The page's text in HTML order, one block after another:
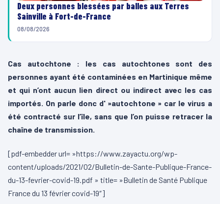
Deux personnes blessées par balles aux Terres
Sainville à Fort-de-France
08/08/2026
Cas autochtone : les cas autochtones sont des
personnes ayant été contaminées en Martinique même
et qui n’ont aucun lien direct ou indirect avec les cas
importés. On parle donc d' »autochtone » car le virus a
été contracté sur l’île, sans que l’on puisse retracer la
chaîne de transmission.
[pdf-embedder url= »https://www.zayactu.org/wp-
content/uploads/2021/02/Bulletin-de-Sante-Publique-France-
du-13-fevrier-covid-19.pdf » title= »Bulletin de Santé Publique
France du 13 février covid-19″]